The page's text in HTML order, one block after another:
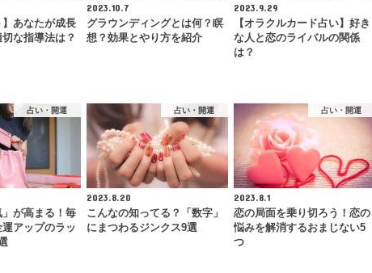
】あなたが成長
な指導法は？
2023.10.7
グラウンディングとは何？瞑
想？効果とやり方を紹介
2023.9.29
【オラクルカード占い】好き
な人と恋のライバルの関係
は？
占い・開運
が高まる！毎
運アップのラッ
占い・開運
2023.8.20
こんなの知ってる？「数字」
にまつわるジンクス9選
占い・開運
2023.8.1
恋の局面を乗り切ろう！恋の
悩みを解消するおまじない5
つ